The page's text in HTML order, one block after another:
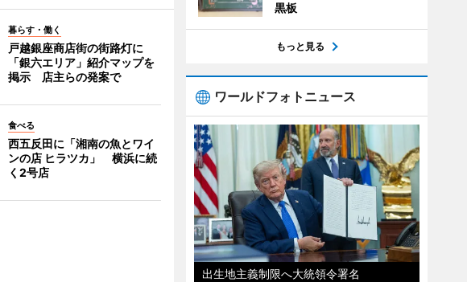
暮らす・働く
戸越銀座商店街の街路灯に
「銀六エリア」紹介マップを
掲示 店主らの発案で
食べる
西五反田に「湘南の魚とワイ
ンの店 ヒラツカ」 横浜に続
く2号店
黒板
もっと見る
ワールドフォトニュース
出生地主義制限へ大統領令署名